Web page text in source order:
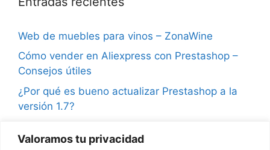
Valoramos tu privacidad
Web de muebles para vinos – ZonaWine
Cómo vender en Aliexpress con Prestashop –
Consejos útiles
¿Por qué es bueno actualizar Prestashop a la
versión 1.7?
seguidores